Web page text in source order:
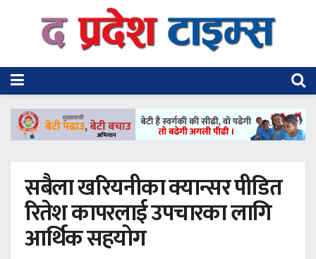
सबैला खरियनीका क्यान्सर पीडित
रितेश कापरलाई उपचारका लागि
आर्थिक सहयोग